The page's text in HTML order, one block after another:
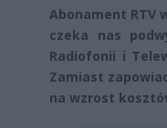
Abonament RTV
czeka nas
Radiofonii i
Zamiast
na wzrost